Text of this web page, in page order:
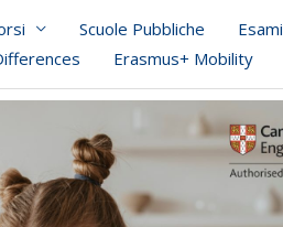
Scuole Pubbliche Esami
Erasmus+ Mobility